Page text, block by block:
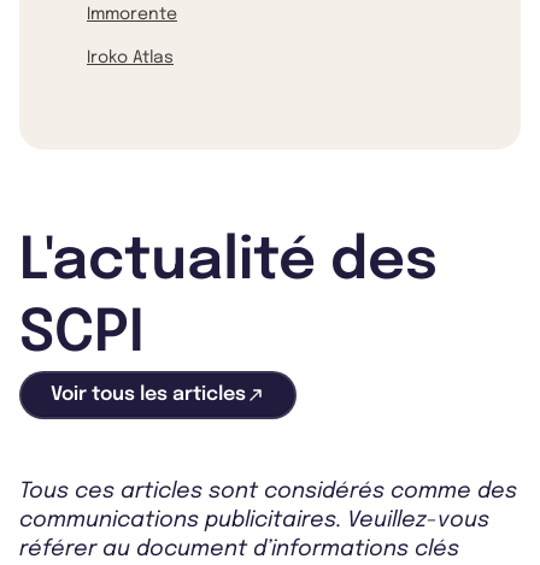
Immorente
Iroko Atlas
L'actualité des
SCPI
Voir tous les articles
Tous ces articles sont considérés comme des
communications publicitaires. Veuillez-vous
référer au document d’informations clés